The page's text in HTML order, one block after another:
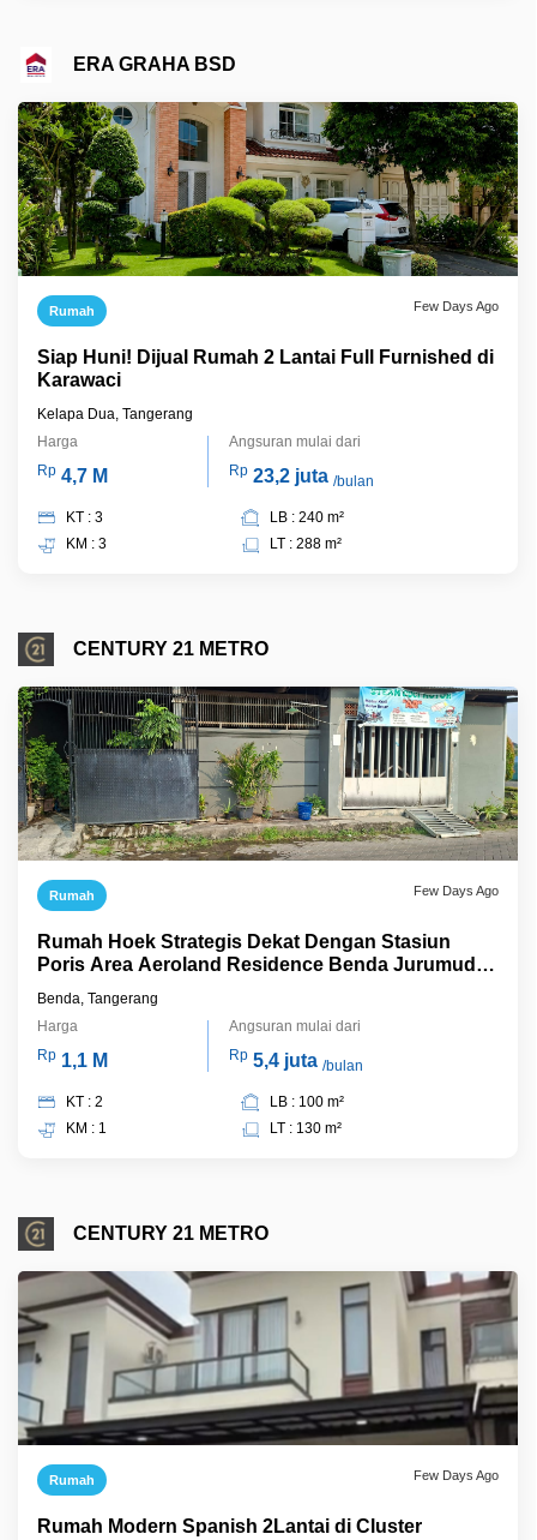
ERA GRAHA BSD
Rumah Few Days Ago
Siap Huni! Dijual Rumah 2 Lantai Full Furnished di
Karawaci
Kelapa Dua, Tangerang
Harga
Rp 4,7 M
Angsuran mulai dari
Rp 23,2 juta /bulan
KT : 3
KM : 3
LB : 240 m²
LT : 288 m²
CENTURY 21 METRO
Rumah Few Days Ago
Rumah Hoek Strategis Dekat Dengan Stasiun
Poris Area Aeroland Residence Benda Jurumudi
Benda, Tangerang
Harga
Rp 1,1 M
Angsuran mulai dari
Rp 5,4 juta /bulan
KT : 2
KM : 1
LB : 100 m²
LT : 130 m²
CENTURY 21 METRO
Rumah Few Days Ago
Rumah Modern Spanish 2Lantai di Cluster